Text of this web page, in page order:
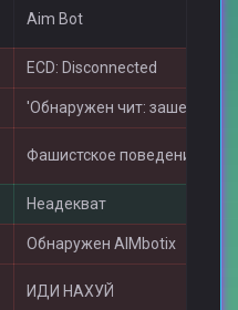
Aim Bot
ECD: Disconnected
'Обнаружен чит: зашел с
Фашистское поведение
Неадекват
Обнаружен AIMbotix
ИДИ НАХУЙ